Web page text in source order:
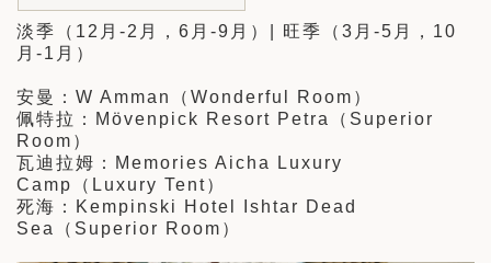
淡季（12月-2月，6月-9月）| 旺季（3月-5月，10
月-1月）
安曼：W Amman（Wonderful Room）
佩特拉：Mövenpick Resort Petra（Superior
Room）
瓦迪拉姆：Memories Aicha Luxury
Camp（Luxury Tent）
死海：Kempinski Hotel Ishtar Dead
Sea（Superior Room）